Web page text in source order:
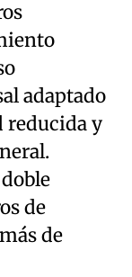
adaptado
reducida y
de
de